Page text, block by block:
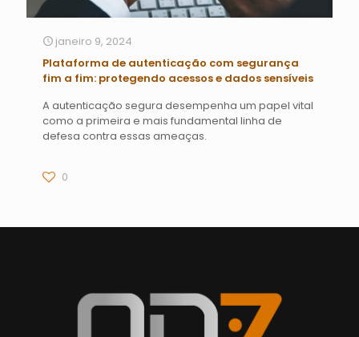
janeiro 9, 2024
Plataforma de autenticação com segurança
fim a fim: protegendo acessos e dados sensíveis
A autenticação segura desempenha um papel vital
como a primeira e mais fundamental linha de
defesa contra essas ameaças.
0